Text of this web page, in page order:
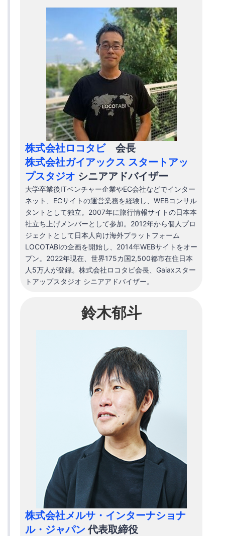
株式会社ロコタビ会長
株式会社ガイアックス スタートアッ
プスタジオ シニアアドバイザー
大学卒業後ITベンチャー企業やEC会社などでインター
ネット、ECサイトの運営業務を経験し、WEBコンサル
タントとして独立。2007年に旅行情報サイトの日本本
社立ち上げメンバーとして参加。2012年から個人プロ
ジェクトとして日本人向け海外プラットフォーム
LOCOTABIの企画を開始し、2014年WEBサイトをオー
プン。2022年現在、世界175カ国2,500都市在住日本
人5万人が登録。株式会社ロコタビ会長、Gaiaxスター
トアップスタジオ シニアアドバイザー。
鈴木郁斗
株式会社メルサ・インターナショナ
ル・ジャパン代表取締役